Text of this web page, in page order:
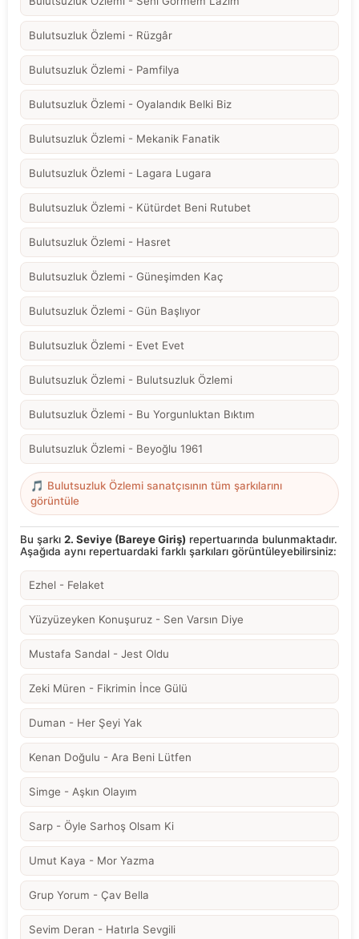
Bulutsuzluk Özlemi - Rüzgâr
Bulutsuzluk Özlemi - Pamfilya
Bulutsuzluk Özlemi - Oyalandık Belki Biz
Bulutsuzluk Özlemi - Mekanik Fanatik
Bulutsuzluk Özlemi - Lagara Lugara
Bulutsuzluk Özlemi - Kütürdet Beni Rutubet
Bulutsuzluk Özlemi - Hasret
Bulutsuzluk Özlemi - Güneşimden Kaç
Bulutsuzluk Özlemi - Gün Başlıyor
Bulutsuzluk Özlemi - Evet Evet
Bulutsuzluk Özlemi - Bulutsuzluk Özlemi
Bulutsuzluk Özlemi - Bu Yorgunluktan Bıktım
Bulutsuzluk Özlemi - Beyoğlu 1961
🎵 Bulutsuzluk Özlemi sanatçısının tüm şarkılarını
görüntüle
Bu şarkı 2. Seviye (Bareye Giriş) repertuarında bulunmaktadır.
Aşağıda aynı repertuardaki farklı şarkıları görüntüleyebilirsiniz:
Ezhel - Felaket
Yüzyüzeyken Konuşuruz - Sen Varsın Diye
Mustafa Sandal - Jest Oldu
Zeki Müren - Fikrimin İnce Gülü
Duman - Her Şeyi Yak
Kenan Doğulu - Ara Beni Lütfen
Simge - Aşkın Olayım
Sarp - Öyle Sarhoş Olsam Ki
Umut Kaya - Mor Yazma
Grup Yorum - Çav Bella
Sevim Deran - Hatırla Sevgili